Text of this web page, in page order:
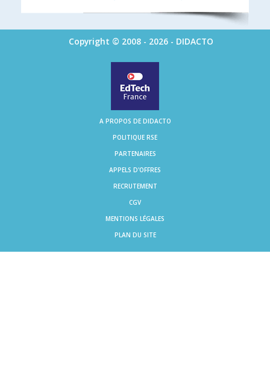
Copyright © 2008 - 2026 - DIDACTO
A PROPOS DE DIDACTO
POLITIQUE RSE
PARTENAIRES
APPELS D'OFFRES
RECRUTEMENT
CGV
MENTIONS LÉGALES
PLAN DU SITE